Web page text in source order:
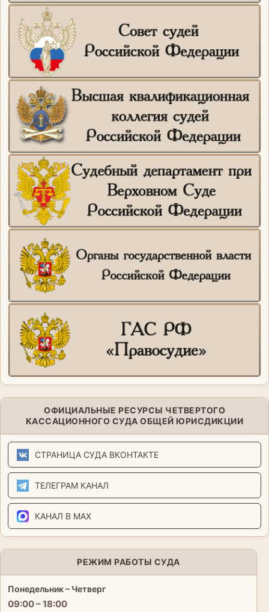
ОФИЦИАЛЬНЫЕ РЕСУРСЫ ЧЕТВЕРТОГО
КАССАЦИОННОГО СУДА ОБЩЕЙ ЮРИСДИКЦИИ
СТРАНИЦА СУДА ВКОНТАКТЕ
ТЕЛЕГРАМ КАНАЛ
КАНАЛ В MAX
РЕЖИМ РАБОТЫ СУДА
Понедельник – Четверг
09:00 – 18:00